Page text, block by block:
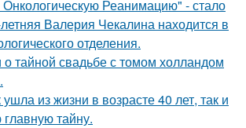
Реанимацию" - стало
Валерия Чекалина находится в
отделения.
о тайной свадьбе с томом холландом
из жизни в возрасте 40 лет, так и
тайну.